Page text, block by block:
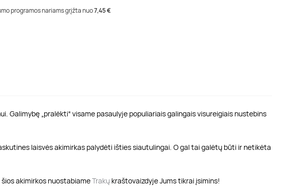
programos nariams grįžta nuo7,45 €
Galimybę „pralėkti“ visame pasaulyje populiariais galingais visureigiais nustebins
laisvės akimirkas palydėti išties siautulingai. O gal tai galėtų būti ir netikėta
akimirkos nuostabiameTrakų kraštovaizdyje Jums tikrai įsimins!